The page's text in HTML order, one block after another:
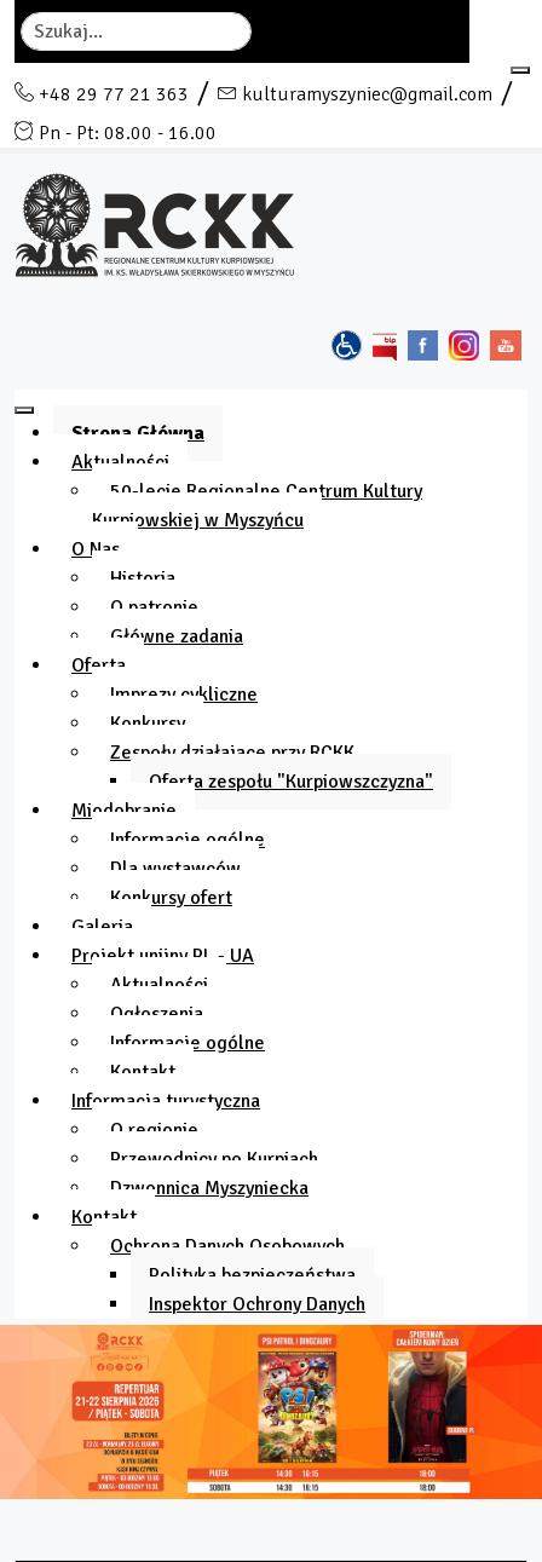
Szukaj
+48 29 77 21 363
kulturamyszyniec@gmail.com
Pn - Pt: 08.00 - 16.00
Strona Główna
Aktualności
50-lecie Regionalne Centrum Kultury
Kurpiowskiej w Myszyńcu
O Nas
Historia
O patronie
Główne zadania
Oferta
Imprezy cykliczne
Konkursy
Zespoły działające przy RCKK
Oferta zespołu "Kurpiowszczyzna"
Miodobranie
Informacje ogólne
Dla wystawców
Konkursy ofert
Galeria
Projekt unijny PL - UA
Aktualności
Ogłoszenia
Informacje ogólne
Kontakt
Informacja turystyczna
O regionie
Przewodnicy po Kurpiach
Dzwonnica Myszyniecka
Kontakt
Ochrona Danych Osobowych
Polityka bezpieczeństwa
Inspektor Ochrony Danych